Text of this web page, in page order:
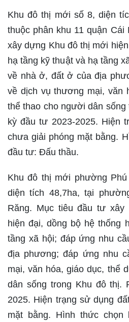
Khu đô thị mới số 8, diện
thuộc phân khu 11 quận
xây dựng Khu đô thị mới
hạ tầng kỹ thuật và hạ tầng
về nhà ở, đất ở của địa
về dịch vụ thương mại, văn
thể thao cho người dân sống
kỳ đầu tư 2023-2025. Hiện
chưa giải phóng mặt bằng.
đầu tư: Đấu thầu.
Khu đô thị mới phường
diện tích 48,7ha, tại
Răng. Mục tiêu đầu tư
hiện đại, dồng bộ hệ thống
tầng xã hội; đáp ứng nhu
địa phương; đáp ứng nhu
mại, văn hóa, giáo dục, thể
dân sống trong Khu đô thị.
2025. Hiện trạng sử dụng
mặt bằng. Hình thức